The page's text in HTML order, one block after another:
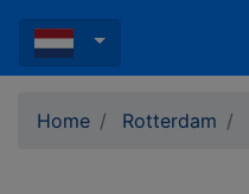
Home Rotterdam